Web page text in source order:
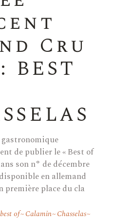
Cru
BEST
de publier le « Best of
son n° de décembre
en allemand
première place du cla
best of Calamin Chasselas